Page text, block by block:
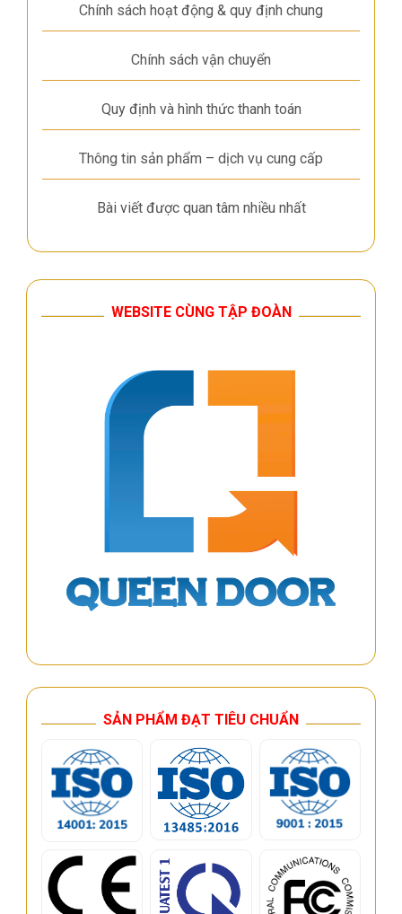
Chính sách hoạt động & quy định chung
Chính sách vận chuyển
Quy định và hình thức thanh toán
Thông tin sản phẩm – dịch vụ cung cấp
Bài viết được quan tâm nhiều nhất
WEBSITE CÙNG TẬP ĐOÀN
SẢN PHẨM ĐẠT TIÊU CHUẨN